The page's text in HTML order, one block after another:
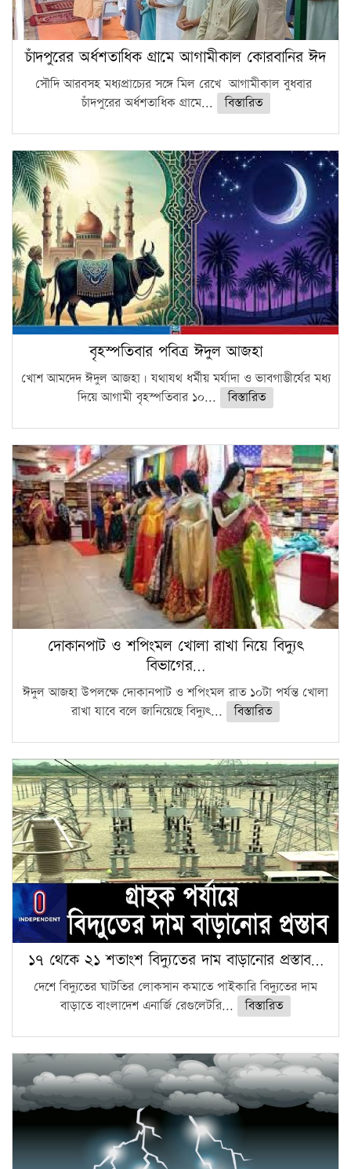
চাঁদপুরের অর্ধশতাধিক গ্রামে আগামীকাল কোরবানির ঈদ
সৌদি আরবসহ মধ্যপ্রাচ্যের সঙ্গে মিল রেখে আগামীকাল বুধবার
চাঁদপুরের অর্ধশতাধিক গ্রামে...
বিস্তারিত
বৃহস্পতিবার পবিত্র ঈদুল আজহা
খোশ আমদেদ ঈদুল আজহা। যথাযথ ধর্মীয় মর্যাদা ও ভাবগাম্ভীর্যের মধ্য
দিয়ে আগামী বৃহস্পতিবার ১০...
বিস্তারিত
দোকানপাট ও শপিংমল খোলা রাখা নিয়ে বিদ্যুৎ
বিভাগের…
ঈদুল আজহা উপলক্ষে দোকানপাট ও শপিংমল রাত ১০টা পর্যন্ত খোলা
রাখা যাবে বলে জানিয়েছে বিদ্যুৎ...
বিস্তারিত
১৭ থেকে ২১ শতাংশ বিদ্যুতের দাম বাড়ানোর প্রস্তাব…
দেশে বিদ্যুতের ঘাটতির লোকসান কমাতে পাইকারি বিদ্যুতের দাম
বাড়াতে বাংলাদেশ এনার্জি রেগুলেটরি...
বিস্তারিত